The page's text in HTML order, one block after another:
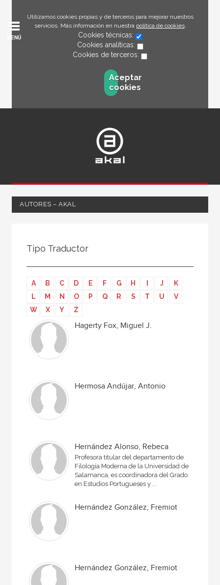
Utilizamos cookies propias y de terceros para mejorar nuestros
servicios. Más información en nuestra política de cookies.
Cookies técnicas:
Cookies analíticas:
Cookies de terceros:
Aceptar
cookies
MENÚ
AUTORES – AKAL
Editor
Editora
Escritor
Escritora
Prologuista
Traductor
Tipo Traductor
A B C D E F G H J
K
L
M N O P Q R S T U
V
W
X Y Z
Hagerty Fox, Miguel J.
Hermosa Andújar, Antonio
Hernández Alonso, Rebeca
Profesora titular del departamento de
Filología Moderna de la Universidad de
Salamanca, es coordinadora del Grado
en Estudios Portugueses y ...
Hernández González, Fremiot
Hernández González, Fremiot